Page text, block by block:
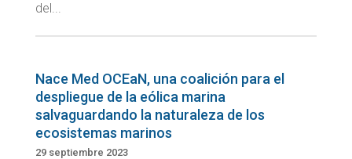
del...
Nace Med OCEaN, una coalición para el
despliegue de la eólica marina
salvaguardando la naturaleza de los
ecosistemas marinos
29 septiembre 2023